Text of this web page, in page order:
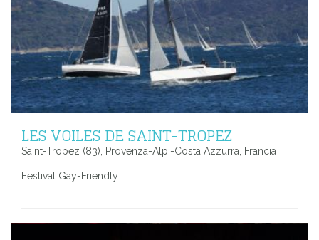
LES VOILES DE SAINT-TROPEZ
Saint-Tropez (83), Provenza-Alpi-Costa Azzurra, Francia
Festival Gay-Friendly